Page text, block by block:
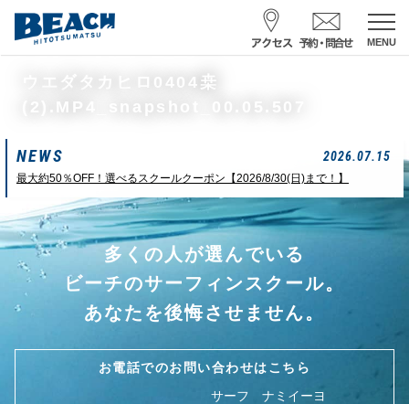
MENU
スクール予約・お問合せ
サーフ ナミイーヨ
0475-32-7314
受付時間 : 09:00〜19:00
一松海岸 波情報
状態 風
6:20 22:58
ウエダタカヒロ0404桒
(2).MP4_snapshot_00.05.507
NEWS 2026.07.15
最大約50％OFF！選べるスクールクーポン【2026/8/30(日)まで！】
多くの人が選んでいる
ビーチのサーフィンスクール。
あなたを後悔させません。
お電話でのお問い合わせはこちら
サーフ ナミイーヨ